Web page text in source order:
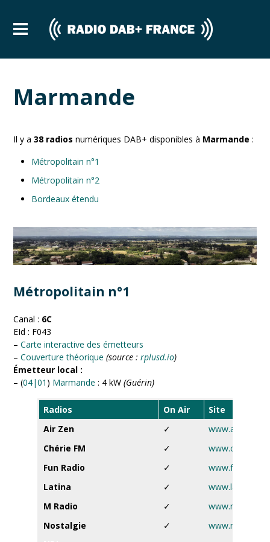
Marmande
Il y a38 radios numériques DAB+ disponibles à Marmande :
Métropolitain n°1
Métropolitain n°2
Bordeaux étendu
Métropolitain n°1
Canal : 6C
EId : F043
–Carte interactive des émetteurs
–Couverture théorique (source :rplusd.io)
Émetteur local :
– (04|01 ) Marmande : 4 kW(Guérin)
Radios On Air
Site
Air Zen
✓
www.airzen.fr
Chérie FM
✓
Fun Radio
✓
Latina
✓
www.latina.fr
M Radio
✓
www.mradio.fr
Nostalgie
✓